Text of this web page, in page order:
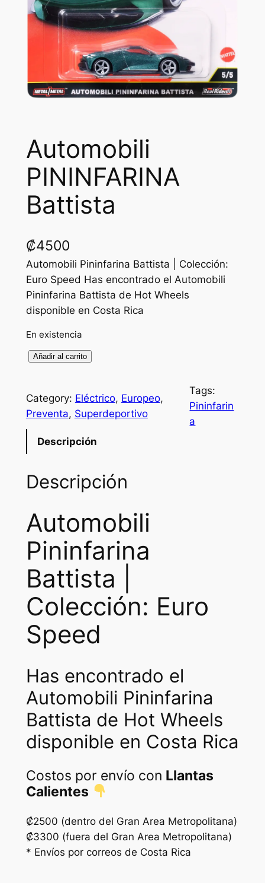
Automobili
PININFARINA
Battista
₡4500
Automobili Pininfarina Battista | Colección:
Euro Speed Has encontrado el Automobili
Pininfarina Battista de Hot Wheels
disponible en Costa Rica
En existencia
o
m
I
N
N
F
A
A
B
a
t
t
i
t
a
a
n
t
Añadir al carrito
Category: Eléctrico, Europeo
Preventa, Superdeportivo
Tags:
Pininfarin
a
Descripción
Descripción
Automobili
Pininfarina
Battista |
Colección: Euro
Speed
Has encontrado el
Automobili Pininfarina
Battista de Hot Wheels
disponible en Costa Rica
Costos por envío con Llantas
Calientes
₡2500 (dentro del Gran Area Metropolitana)
₡3300 (fuera del Gran Area Metropolitana)
* Envíos por correos de Costa Rica